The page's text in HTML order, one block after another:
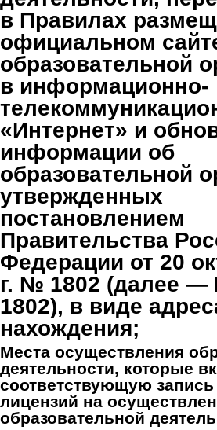
в Правилах
официальном
образовательной
в информационно-
«Интернет» и
информации об
образовательной
утвержденных
постановлением
Правительства
Федерации от 20
г. № 1802 (далее
1802), в виде
нахождения;
Места осуществления
деятельности, которые
соответствующую запись
лицензий на
образовательной